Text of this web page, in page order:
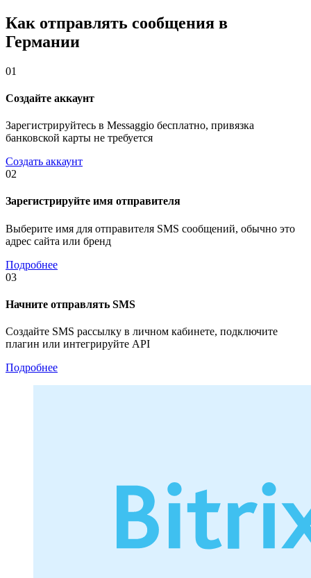
Как отправлять сообщения в
Германии
01
Создайте аккаунт
Зарегистрируйтесь в Messaggio бесплатно, привязка
банковской карты не требуется
Создать аккаунт
02
Зарегистрируйте имя отправителя
Выберите имя для отправителя SMS сообщений, обычно это
адрес сайта или бренд
Подробнее
03
Начните отправлять SMS
Создайте SMS рассылку в личном кабинете, подключите
плагин или интегрируйте API
Подробнее